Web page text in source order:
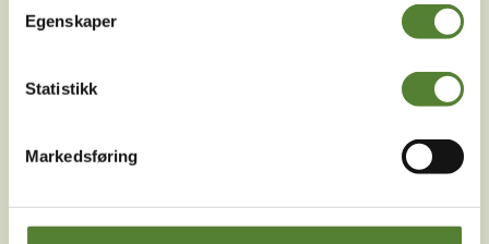
Egenskaper
Statistikk
Markedsføring
Facebook Youtube LinkedIn